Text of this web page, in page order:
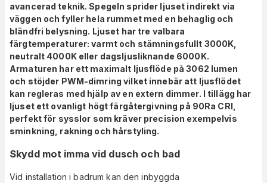
avancerad teknik. Spegeln sprider ljuset indirekt via
väggen och fyller hela rummet med en behaglig och
bländfri belysning. Ljuset har tre valbara
färgtemperaturer: varmt och stämningsfullt 3000K,
neutralt 4000K eller dagsljusliknande 6000K.
Armaturen har ett maximalt ljusflöde på 3062 lumen
och stöjder PWM-dimring vilket innebär att ljusflödet
kan regleras med hjälp av en extern dimmer. I tillägg har
ljuset ett ovanligt högt färgåtergivning på 90Ra CRI,
perfekt för sysslor som kräver precision exempelvis
sminkning, rakning och hårstyling.
Skydd mot imma vid dusch och bad
Vid installation i badrum kan den inbyggda